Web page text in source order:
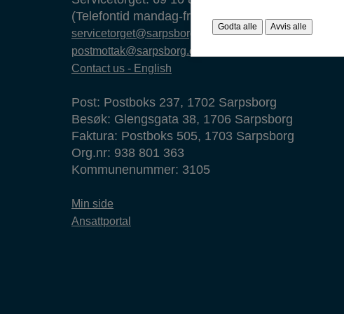
(Telefontid mandag-fredag 09.00-14.00)
servicetorget@sarpsborg.com
postmottak@sarpsborg.com
Contact us - English
Post: Postboks 237, 1702 Sarpsborg
Besøk: Glengsgata 38, 1706 Sarpsborg
Faktura: Postboks 505, 1703 Sarpsborg
Org.nr: 938 801 363
Kommunenummer: 3105
Min side
Ansattportal
Godta alle Avvis alle